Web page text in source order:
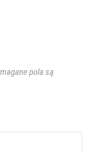
pola są